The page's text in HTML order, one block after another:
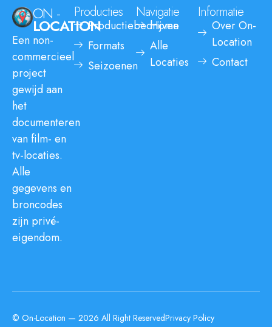
ON -
LOCATION
Een non-
commercieel
project
gewijd aan
het
documenteren
van film- en
tv-locaties.
Alle
gegevens en
broncodes
zijn privé-
eigendom.
Producties
Productiebedrijven
Formats
Seizoenen
Navigatie
Home
Alle
Locaties
Informatie
Over On-
Location
Contact
© On-Location — 2026 All Right ReservedPrivacy Policy